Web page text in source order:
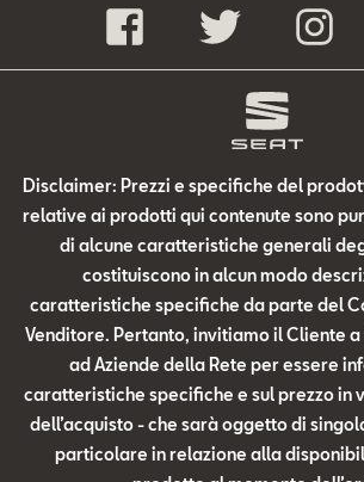
Disclaimer: Prezzi e specifiche del
relative ai prodotti qui contenute sono
di alcune caratteristiche generali
costituiscono in alcun modo
caratteristiche specifiche da parte del
Venditore. Pertanto, invitiamo il Cliente
ad Aziende della Rete per essere
caratteristiche specifiche e sul prezzo in
dell’acquisto - che sarà oggetto di
particolare in relazione alla